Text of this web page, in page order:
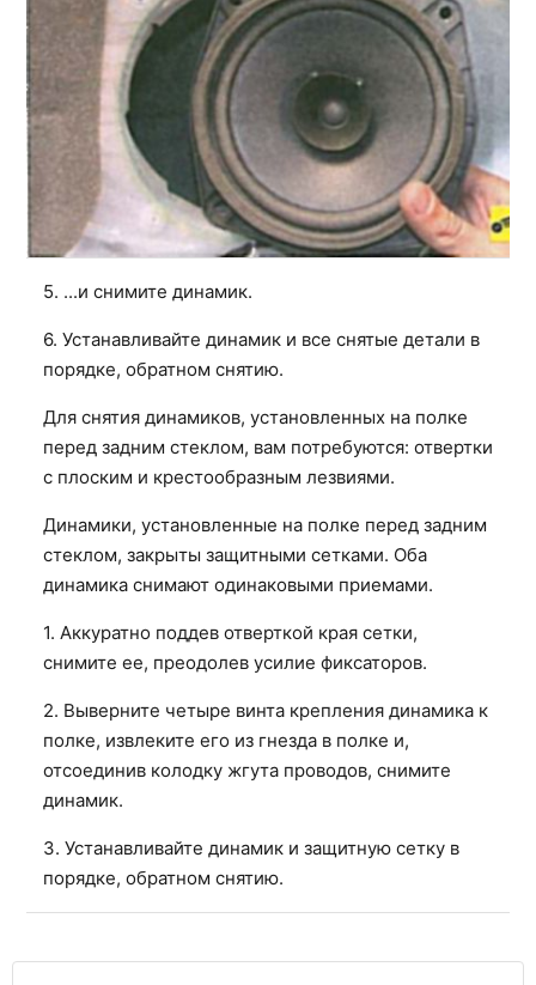
5. ...и снимите динамик.
6. Устанавливайте динамик и все снятые детали в
порядке, обратном снятию.
Для снятия динамиков, установленных на полке
перед задним стеклом, вам потребуются: отвертки
с плоским и крестообразным лезвиями.
Динамики, установленные на полке перед задним
стеклом, закрыты защитными сетками. Оба
динамика снимают одинаковыми приемами.
1. Аккуратно поддев отверткой края сетки,
снимите ее, преодолев усилие фиксаторов.
2. Выверните четыре винта крепления динамика к
полке, извлеките его из гнезда в полке и,
отсоединив колодку жгута проводов, снимите
динамик.
3. Устанавливайте динамик и защитную сетку в
порядке, обратном снятию.